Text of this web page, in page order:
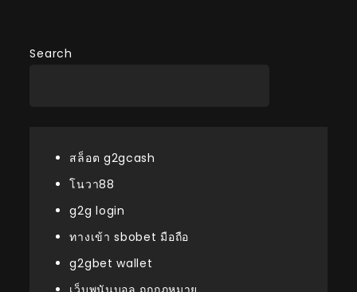
Search
สล็อต g2gcash
โนวา88
g2g login
ทางเข้า sbobet มือถือ
g2gbet wallet